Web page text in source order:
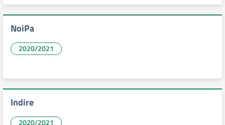
NoiPa
2020/2021
Indire
2020/2021